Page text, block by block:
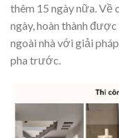
thêm 15 ngày nữa. Về
ngày, hoàn thành
ngoài nhà với giải
pha trước.